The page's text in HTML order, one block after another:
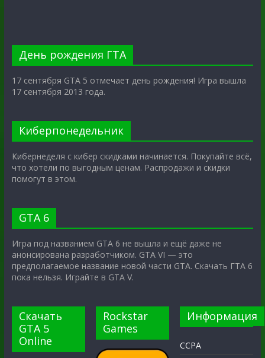
День рождения ГТА
17 сентября GTA 5 отмечает день рождения! Игра вышла
17 сентября 2013 года.
Киберпонедельник
Кибернеделя с кибер скидками начинается. Покупайте всё,
что хотели по выгодным ценам. Распродажи и скидки
помогут в этом.
GTA 6
Игра под названием GTA 6 не вышла и ещё даже не
анонсирована разработчиком. GTA VI — это
предполагаемое название новой части GTA. Скачать ГТА 6
пока нельзя. Играйте в GTA V.
Скачать
GTA 5
Online
Rockstar
Games
Информация
CCPA